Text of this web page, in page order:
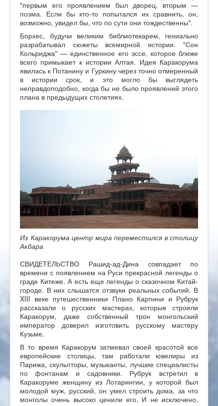
"первым его проявлением был дворец, вторым —
поэма. Если бы кто-то попытался их сравнить, он,
возможно, увидел бы, что по сути они тождественны".
Борхес, будучи великим библиотекарем, гениально
разрабатывал сюжеты всемирной истории. "Сон
Кольриджа" — единственное его эссе, которое ближе
всего примыкает к истории Алтая. Идея Каракорума
явилась к Потанину и Гуркину через точно отмеренный
в истории срок, и это могло бы выглядеть
неправдоподобно, когда бы не было проявлений этого
плана в предыдущих столетиях.
Из Каракорума центр мира переместился в столицу
Акбара
СВИДЕТЕЛЬСТВО Рашид-ад-Дина совпадает по
времени с появлением на Руси прекрасной легенды о
граде Китеже. А есть еще легенды о сказочном Китай-
городе. В них слышатся отзвуки реальных событий. В
XIII веке путешественники Плано Карпини и Рубрук
рассказали о русских мастерах, которые строили
Каракорум, даже собственный трон монгольский
император доверил изготовить русскому мастеру
Кузьме.
В то время Каракорум затмевал своей красотой все
европейские столицы, там работали ювелиры из
Парижа, скульпторы, музыканты, лучшие специалисты
по фонтанам и садовники. Рубрук встретил в
Каракоруме женщину из Лотарингии, у которой был
молодой муж, русский, он умел строить дома, за что
монголы очень высоко ценили его. И не исключено,